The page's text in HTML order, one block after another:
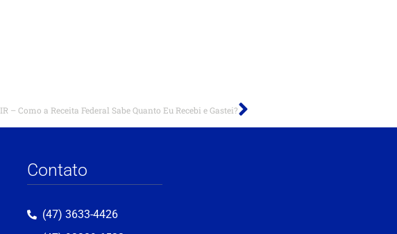
IR – Como a Receita Federal Sabe Quanto Eu Recebi e Gastei?
Contato
(47) 3633-4426